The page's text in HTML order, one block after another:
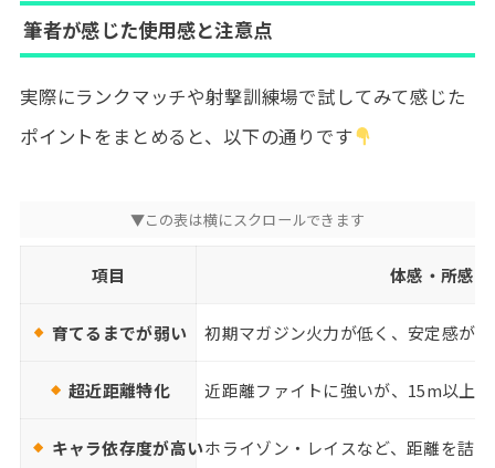
筆者が感じた使用感と注意点
実際にランクマッチや射撃訓練場で試してみて感じた
ポイントをまとめると、以下の通りです
項目 体感・所感
育てるまでが弱い 初期マガジン火力が低く、安定感が
超近距離特化 近距離ファイトに強いが、15m以上
キャラ依存度が高いホライゾン・レイスなど、距離を詰